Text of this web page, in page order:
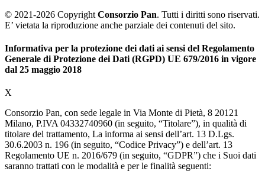
© 2021-2026 Copyright Consorzio Pan. Tutti i diritti sono riservati.
E’ vietata la riproduzione anche parziale dei contenuti del sito.
Informativa per la protezione dei dati ai sensi del Regolamento
Generale di Protezione dei Dati (RGPD) UE 679/2016 in vigore
dal 25 maggio 2018
X
Consorzio Pan, con sede legale in Via Monte di Pietà, 8 20121
Milano, P.IVA 04332740960 (in seguito, “Titolare”), in qualità di
titolare del trattamento, La informa ai sensi dell’art. 13 D.Lgs.
30.6.2003 n. 196 (in seguito, “Codice Privacy”) e dell’art. 13
Regolamento UE n. 2016/679 (in seguito, “GDPR”) che i Suoi dati
saranno trattati con le modalità e per le finalità seguenti: